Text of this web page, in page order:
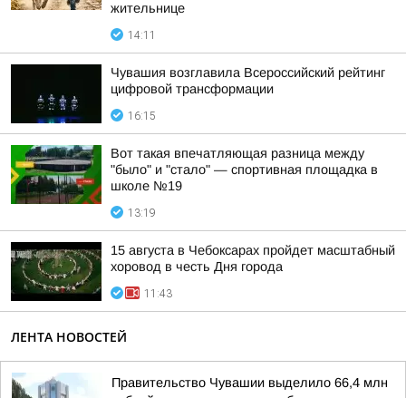
жительнице
14:11
Чувашия возглавила Всероссийский рейтинг
цифровой трансформации
16:15
Вот такая впечатляющая разница между
"было" и "стало" — спортивная площадка в
школе №19
13:19
15 августа в Чебоксарах пройдет масштабный
хоровод в честь Дня города
11:43
ЛЕНТА НОВОСТЕЙ
Правительство Чувашии выделило 66,4 млн